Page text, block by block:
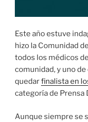
Este año estuve
hizo la Comunidad
todos los médicos
comunidad, y uno
quedarfinalista en
categoría de Prensa
Aunque siempre se